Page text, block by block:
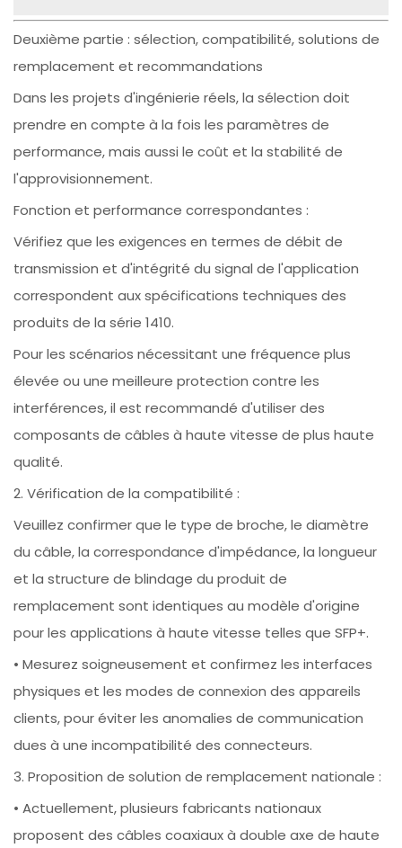
Deuxième partie : sélection, compatibilité, solutions de
remplacement et recommandations
Dans les projets d'ingénierie réels, la sélection doit
prendre en compte à la fois les paramètres de
performance, mais aussi le coût et la stabilité de
l'approvisionnement.
Fonction et performance correspondantes :
Vérifiez que les exigences en termes de débit de
transmission et d'intégrité du signal de l'application
correspondent aux spécifications techniques des
produits de la série 1410.
Pour les scénarios nécessitant une fréquence plus
élevée ou une meilleure protection contre les
interférences, il est recommandé d'utiliser des
composants de câbles à haute vitesse de plus haute
qualité.
2. Vérification de la compatibilité :
Veuillez confirmer que le type de broche, le diamètre
du câble, la correspondance d'impédance, la longueur
et la structure de blindage du produit de
remplacement sont identiques au modèle d'origine
pour les applications à haute vitesse telles que SFP+.
• Mesurez soigneusement et confirmez les interfaces
physiques et les modes de connexion des appareils
clients, pour éviter les anomalies de communication
dues à une incompatibilité des connecteurs.
3. Proposition de solution de remplacement nationale :
• Actuellement, plusieurs fabricants nationaux
proposent des câbles coaxiaux à double axe de haute